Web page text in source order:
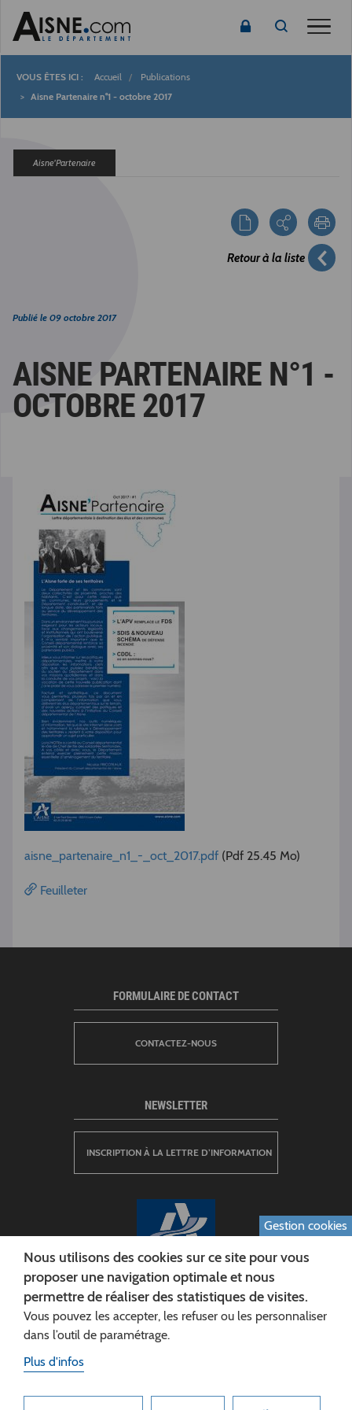
Fil
Accueil
Publications
Aisne Partenaire n°1 - octobre 2017
Aisne'Partenaire
Retour à la liste
Publié le 09 octobre 2017
AISNE PARTENAIRE N°1 -
OCTOBRE 2017
aisne_partenaire_n1_-_oct_2017.pdf (Pdf 25.45 Mo)
Feuilleter
CONSEIL DÉPARTEMENTAL DE L'AISNE
Siège :
FORMULAIRE DE CONTACT
CONTACTEZ-NOUS
NEWSLETTER
INSCRIPTION À LA LETTRE D’INFORMATION
Gestion cookies
Nous utilisons des cookies sur ce site pour vous
proposer une navigation optimale et nous
permettre de réaliser des statistiques de visites.
Vous pouvez les accepter, les refuser ou les personnaliser
dans l’outil de paramétrage.
Plus d'infos